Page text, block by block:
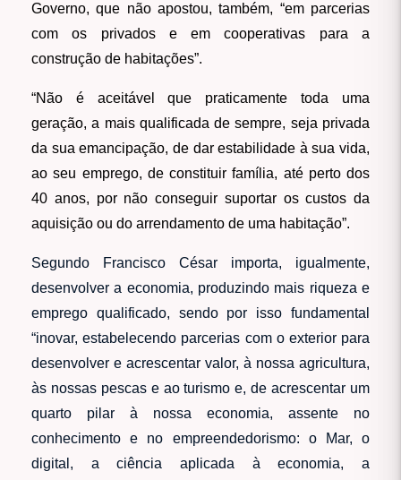
Governo, que não apostou, também, “em parcerias
com os privados e em cooperativas para a
construção de habitações”.
“Não é aceitável que praticamente toda uma
geração, a mais qualificada de sempre, seja privada
da sua emancipação, de dar estabilidade à sua vida,
ao seu emprego, de constituir família, até perto dos
40 anos, por não conseguir suportar os custos da
aquisição ou do arrendamento de uma habitação”.
Segundo Francisco César importa, igualmente,
desenvolver a economia, produzindo mais riqueza e
emprego qualificado, sendo por isso fundamental
“inovar, estabelecendo parcerias com o exterior para
desenvolver e acrescentar valor, à nossa agricultura,
às nossas pescas e ao turismo e, de acrescentar um
quarto pilar à nossa economia, assente no
conhecimento e no empreendedorismo: o Mar, o
digital, a ciência aplicada à economia, a